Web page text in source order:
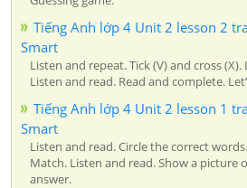
Tiếng Anh lớp 4 Unit 2 lesson 2
Smart
Listen and repeat. Tick (V) and cross
Listen and read. Read and complete.
Tiếng Anh lớp 4 Unit 2 lesson 1
Smart
Listen and read. Circle the correct
Match. Listen and read. Show a picture
answer.